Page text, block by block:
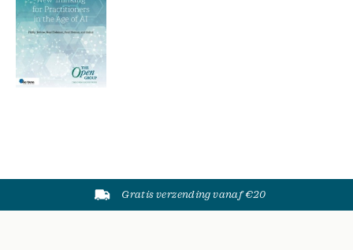
Gratis verzending vanaf €20